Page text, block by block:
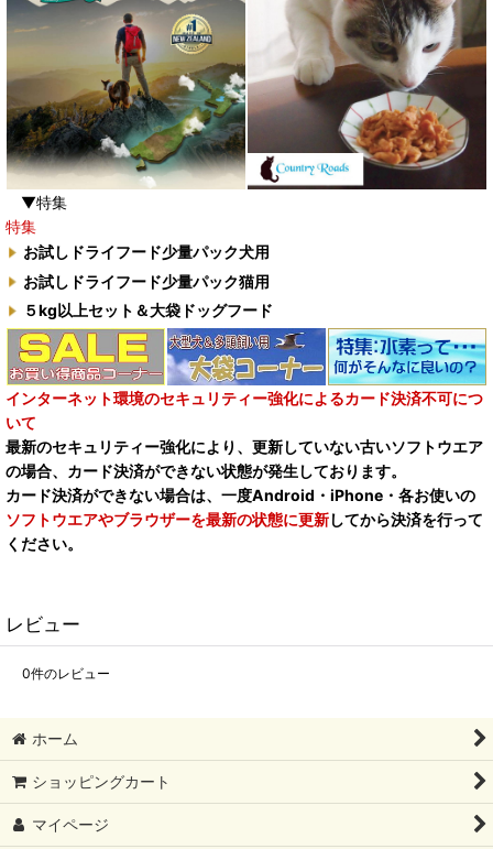
▼特集
特集
お試しドライフード少量パック犬用
お試しドライフード少量パック猫用
５kg以上セット＆大袋ドッグフード
インターネット環境のセキュリティー強化によるカード決済不可につ
いて
最新のセキュリティー強化により、更新していない古いソフトウエア
の場合、カード決済ができない状態が発生しております。
カード決済ができない場合は、一度Android・iPhone・各お使いの
ソフトウエアやブラウザーを最新の状態に更新してから決済を行って
ください。
レビュー
0件のレビュー
ホーム
ショッピングカート
マイページ